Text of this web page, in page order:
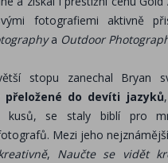
fotografiemi aktivně
a Outdoor
stopu zanechal Bryan
přeložené do devíti jazyků
kusů, se staly biblí pro
Mezi jeho
, Naučte se vidět